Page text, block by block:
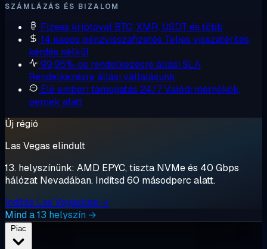
SZÁMLÁZÁS ÉS BIZALOM
Fizess kriptóval BTC, XMR, USDT és több
14 napos pénzvisszafizetés Teljes visszatérítés,
kérdés nélkül
99,95%-os rendelkezésre állási SLA
Rendelkezésre állási vállalásunk
Élő emberi támogatás 24/7Valódi mérnökök,
percek alatt
Új régió
Las Vegas elindult
13. helyszínünk: AMD EPYC, tiszta NVMe és 40 Gbps
hálózat Nevadában. Indítsd 60 másodperc alatt.
Indítás Las Vegasban →
Mind a 13 helyszín →